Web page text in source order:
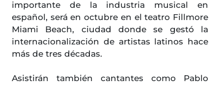
importante de la industria musical en
español, será en octubre en el teatro Fillmore
Miami Beach, ciudad donde se gestó la
internacionalización de artistas latinos hace
más de tres décadas.
Asistirán también cantantes como Pablo